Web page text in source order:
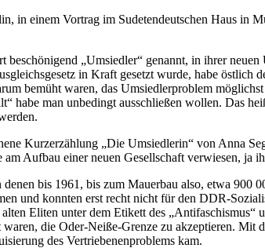
in einem Vortrag im Sudetendeutschen Haus in
„Umsiedler“ genannt, in ihrer
in Kraft gesetzt wurde, habe östlich
bemüht waren, das Umsiedlerproblem
habe man unbedingt ausschließen wollen. Das
Kurzerzählung „Die Umsiedlerin“ von Anna
Aufbau einer neuen Gesellschaft verwiesen, ja
bis 1961, bis zum Mauerbau also, etwa 900
und konnten erst recht nicht für den DDR-
Eliten unter dem Etikett des „Antifaschismus“
die Oder-Neiße-Grenze zu akzeptieren. Mit
des Vertriebenenproblems kam.